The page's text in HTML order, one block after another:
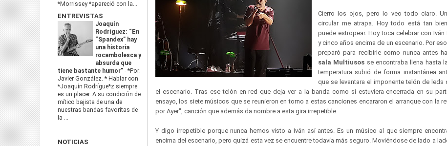
*Morrissey *apareció con la...
ENTREVISTAS
Joaquín
Rodríguez: “En
“Spandex” hay
una historia
rocambolesca y
absurda que
tiene bastante humor” -*Por:
Javier González. * Hablar con
*Joaquín Rodrígue*z siempre
es un placer. A su condición de
mítico bajista de una de
nuestras bandas favoritas de
la ...
NOTICIAS
Cierro los ojos, pero lo veo todo claro.
circular me atrapa. Hoy todo está tan
puede estropear. Hoy toca celebrar con Iván
y cinco años encima de un escenario. Por eso
preparó para recibirle como nunca antes
sala Multiusos se encontraba llena hasta
temperatura subió de forma instantánea
que se levantara el imponente telón de leds
el escenario. Tras ese telón en red que deja ver a la banda como si estuviera encerrada en su
ensayo, los siete músicos que se reunieron en torno a estas canciones encararon el arranque con la
por Ayer", canción que además da nombre a esta gira irrepetible.
Y digo irrepetible porque nunca hemos visto a Iván así antes. Es un músico al que siempre
encima del escenario, pero quizá esta vez se encuentre todavía más seguro. Moviéndose de lado a